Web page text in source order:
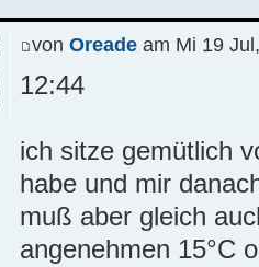
von Oreadeam Mi 19
12:44
ich sitze gemütlich
habe und mir
muß aber gleich
angenehmen 15°C